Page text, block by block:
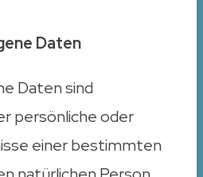
Daten
Daten sind
persönliche oder
einer bestimmten